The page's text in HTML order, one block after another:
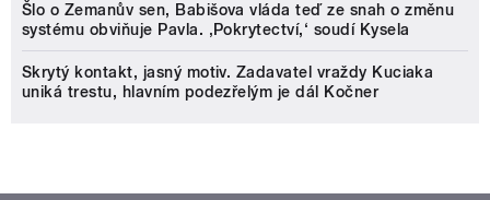
Šlo o Zemanův sen, Babišova vláda teď ze snah o změnu
systému obviňuje Pavla. ‚Pokrytectví,‘ soudí Kysela
Skrytý kontakt, jasný motiv. Zadavatel vraždy Kuciaka
uniká trestu, hlavním podezřelým je dál Kočner